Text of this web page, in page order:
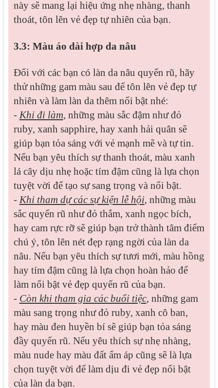
này sẽ mang lại hiệu ứng nhẹ nhàng, thanh
thoát, tôn lên vẻ đẹp tự nhiên của bạn.
3.3: Màu áo dài hợp da nâu
Đối với các bạn có làn da nâu quyến rũ, hãy
thử những gam màu sau để tôn lên vẻ đẹp tự
nhiên và làm làn da thêm nổi bật nhé:
- Khi đi làm, những màu sắc đậm như đỏ
ruby, xanh sapphire, hay xanh hải quân sẽ
giúp bạn tỏa sáng với vẻ mạnh mẽ và tự tin.
Nếu bạn yêu thích sự thanh thoát, màu xanh
lá cây dịu nhẹ hoặc tím đậm cũng là lựa chọn
tuyệt vời để tạo sự sang trọng và nổi bật.
- Khi tham dự các sự kiện lễ hội, những màu
sắc quyến rũ như đỏ thắm, xanh ngọc bích,
hay cam rực rỡ sẽ giúp bạn trở thành tâm điểm
chú ý, tôn lên nét đẹp rạng ngời của làn da
nâu. Nếu bạn yêu thích sự tươi mới, màu hồng
hay tím đậm cũng là lựa chọn hoàn hảo để
làm nổi bật vẻ đẹp quyến rũ của bạn.
- Còn khi tham gia các buổi tiệc, những gam
màu sang trọng như đỏ ruby, xanh cô ban,
hay màu đen huyền bí sẽ giúp bạn tỏa sáng
đầy quyến rũ. Nếu yêu thích sự nhẹ nhàng,
màu nude hay màu đất ấm áp cũng sẽ là lựa
chọn tuyệt vời để làm dịu đi vẻ đẹp nổi bật
của làn da bạn.